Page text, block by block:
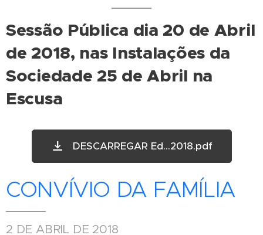
Sessão Pública dia 20 de Abril
de 2018, nas Instalações da
Sociedade 25 de Abril na
Escusa
DESCARREGAR Ed...2018.pdf
CONVÍVIO DA FAMÍLIA
2 DE ABRIL DE 2018